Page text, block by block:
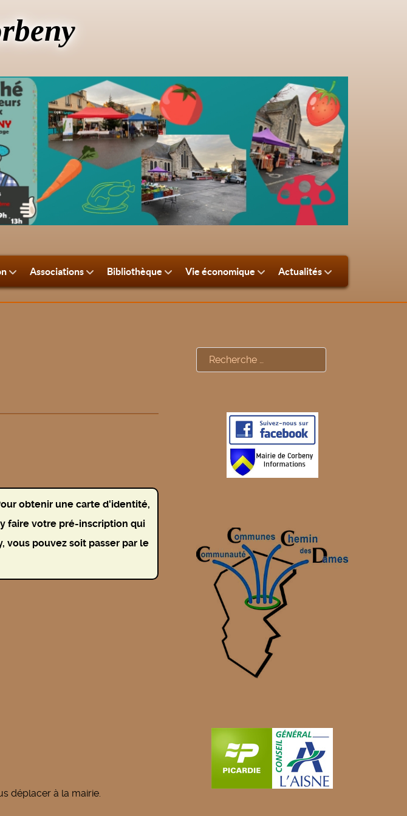
Associations Bibliothèque Vie économique Actualités
obtenir une carte d'identité,
faire votre pré-inscription qui
vous pouvez soit passer par le
déplacer à la mairie.
Rechercher